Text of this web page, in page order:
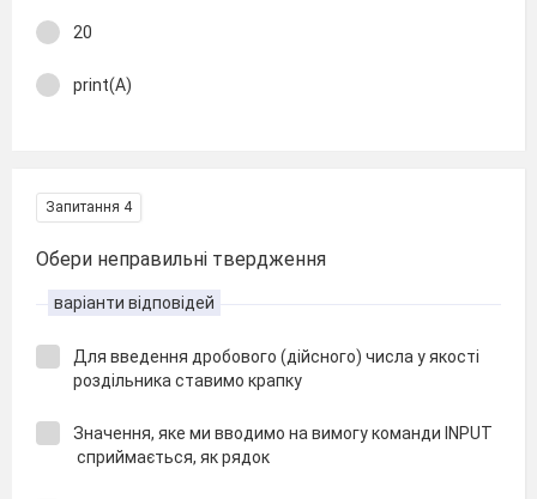
20
print(A)
Запитання 4
Обери неправильні твердження
варіанти відповідей
Для введення дробового (дійсного) числа у якості
роздільника ставимо крапку
Значення, яке ми вводимо на вимогу команди INPUT
сприймається, як рядок